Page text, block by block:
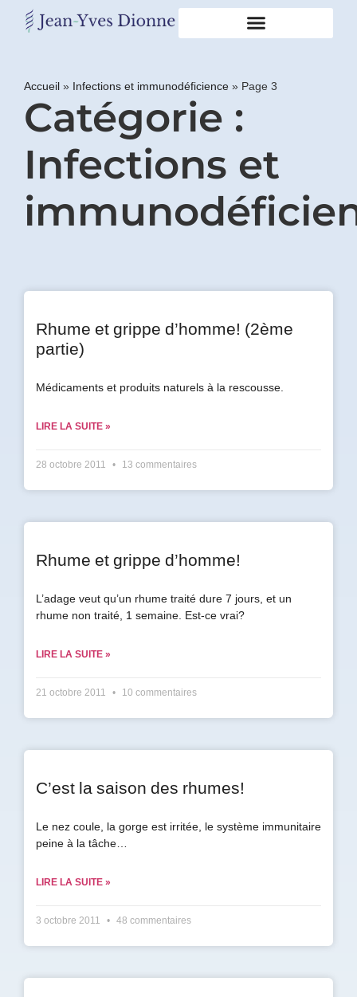
Accueil » Infections et immunodéficience » Page 3
Catégorie :
Infections et
Rhume et grippe d’homme! (2ème
partie)
Médicaments et produits naturels à la rescousse.
LIRE LA SUITE »
28 octobre 2011 13 commentaires
Rhume et grippe d’homme!
L’adage veut qu’un rhume traité dure 7 jours, et un
rhume non traité, 1 semaine. Est-ce vrai?
LIRE LA SUITE »
21 octobre 2011 10 commentaires
C’est la saison des rhumes!
Le nez coule, la gorge est irritée, le système immunitaire
peine à la tâche…
LIRE LA SUITE »
3 octobre 2011 48 commentaires
en
contact
Obtenez
gratuitement
mon
pdf
"BONS
GRAS,
vous
infolettre.
Prénom
*
m'abonne